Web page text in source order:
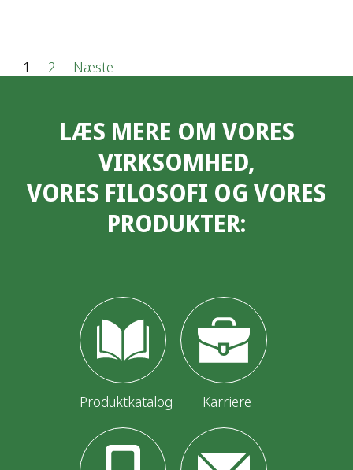
I
æ
1 2 Næste
LÆS MERE OM VORES
VIRKSOMHED,
VORES FILOSOFI OG VORES
PRODUKTER:
Produktkatalog Karriere